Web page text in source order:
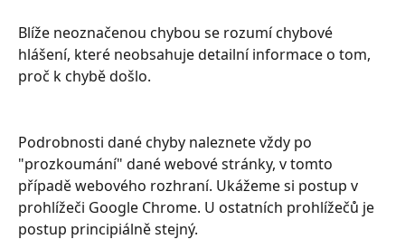
Blíže neoznačenou chybou se rozumí chybové
hlášení, které neobsahuje detailní informace o tom,
proč k chybě došlo.
Podrobnosti dané chyby naleznete vždy po
"prozkoumání" dané webové stránky, v tomto
případě webového rozhraní. Ukážeme si postup v
prohlížeči Google Chrome. U ostatních prohlížečů je
postup principiálně stejný.